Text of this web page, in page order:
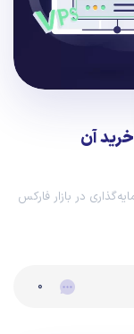
آن
در بازار فارکس
۰